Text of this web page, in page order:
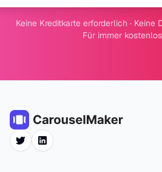
Keine Kreditkarte erforderlich · Keine
Für immer
TwitterLinkedIn